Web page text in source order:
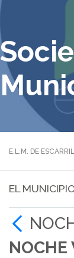
E.L.M. DE
EL
NOCHE